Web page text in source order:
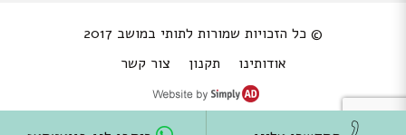
© כל הזכויות שמורות לתותי במושב 2017
אודותינו
תקנון צור קשר